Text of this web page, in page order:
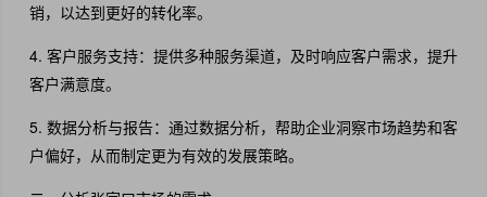
销，以达到更好的转化率。
4. 客户服务支持：提供多种服务渠道，及时响应客户需求，提升
客户满意度。
5. 数据分析与报告：通过数据分析，帮助企业洞察市场趋势和客
户偏好，从而制定更为有效的发展策略。